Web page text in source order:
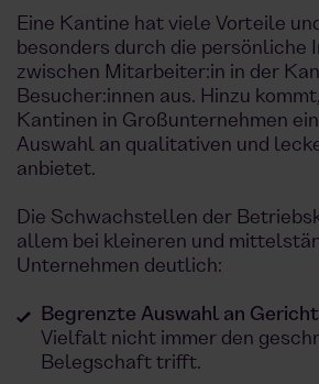
Eine Kantine hat viele Vorteile
besonders durch die persönliche
zwischen Mitarbeiter:in in der
Besucher:innen aus. Hinzu
Kantinen in Großunternehmen
Auswahl an qualitativen und
anbietet.
Die Schwachstellen der
allem bei kleineren und
Unternehmen deutlich:
Begrenzte Auswahl an
Vielfalt nicht immer den
Belegschaft trifft.